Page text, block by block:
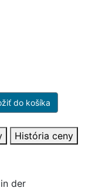
História ceny
der